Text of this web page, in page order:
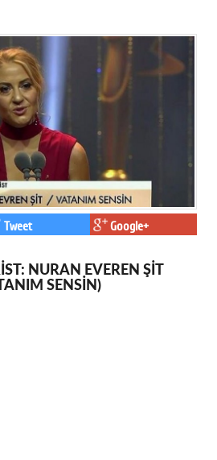
Tweet Google+
NURAN EVEREN ŞİT
SENSİN)